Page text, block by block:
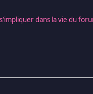
dans la vie du